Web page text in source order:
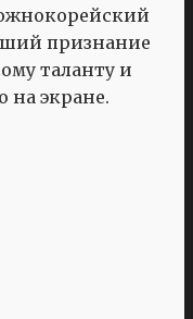
признание
таланту и
на экране.